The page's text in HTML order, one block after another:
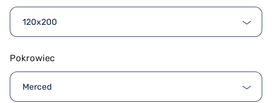
120x200
Pokrowiec
Merced